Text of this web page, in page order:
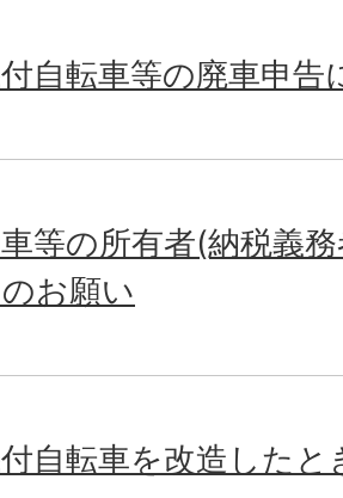
自転車等の廃車申告
等の所有者(納税義
お願い
自転車を改造したと